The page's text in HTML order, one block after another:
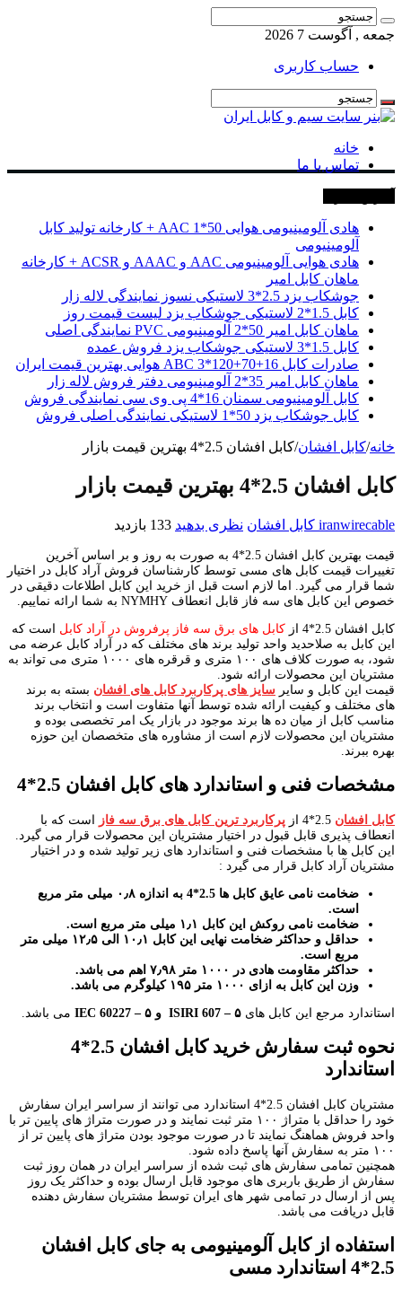
جمعه , آگوست 7 2026
حساب کاربری
خانه
تماس با ما
هادی آلومینیومی هوایی 50*1 AAC + کارخانه تولید کابل
آلومینیومی
هادی هوایی آلومینیومی AAC و AAAC و ACSR + کارخانه
ماهان کابل امیر
جوشکاب یزد 2.5*3 لاستیکی نسوز نمایندگی لاله زار
کابل 1.5*2 لاستیکی جوشکاب یزد لیست قیمت روز
ماهان کابل امیر 50*2 آلومینیومی PVC نمایندگی اصلی
کابل 1.5*3 لاستیکی جوشکاب یزد فروش عمده
صادرات کابل 16+70+120*3 ABC هوایی بهترین قیمت ایران
ماهان کابل امیر 35*2 آلومینیومی دفتر فروش لاله زار
کابل آلومینیومی سمنان 16*4 پی وی سی نمایندگی فروش
کابل جوشکاب یزد 50*1 لاستیکی نمایندگی اصلی فروش
خانه/کابل افشان/کابل افشان 2.5*4 بهترین قیمت بازار
کابل افشان 2.5*4 بهترین قیمت بازار
iranwirecable کابل افشان نظری بدهید 133 بازدید
قیمت بهترین کابل افشان 2.5*4 به صورت به روز و بر اساس آخرین
تغییرات قیمت کابل های مسی توسط کارشناسان فروش آراد کابل در اختیار
شما قرار می گیرد. اما لازم است قبل از خرید این کابل اطلاعات دقیقی در
خصوص این کابل های سه فاز قابل انعطاف NYMHY به شما ارائه نماییم.
کابل افشان 2.5*4 از کابل های برق سه فاز پرفروش در آراد کابل است که
این کابل به صلاحدید واحد تولید برند های مختلف که در آراد کابل عرضه می
شود، به صورت کلاف های ۱۰۰ متری و قرقره های ۱۰۰۰ متری می تواند به
مشتریان این محصولات ارائه شود.
قیمت این کابل و سایر سایز های پرکاربرد کابل های افشان بسته به برند
های مختلف و کیفیت ارائه شده توسط آنها متفاوت است و انتخاب برند
مناسب کابل از میان ده ها برند موجود در بازار یک امر تخصصی بوده و
مشتریان این محصولات لازم است از مشاوره های متخصصان این حوزه
بهره ببرند.
مشخصات فنی و استاندارد های کابل افشان 2.5*4
کابل افشان پرکاربرد ترین کابل های برق سه فاز است که با
انعطاف پذیری قابل قبول در اختیار مشتریان این محصولات قرار می گیرد.
این کابل ها با مشخصات فنی و استاندارد های زیر تولید شده و در اختیار
مشتریان آراد کابل قرار می گیرد :
ضخامت نامی عایق کابل ها 2.5*4 به اندازه ۰٫۸ میلی متر مربع
است.
ضخامت نامی روکش این کابل ۱٫۱ میلی متر مربع است.
حداقل و حداکثر ضخامت نهایی این کابل ۱۰٫۱ الی ۱۲٫۵ میلی متر
مربع است.
حداکثر مقاومت هادی در ۱۰۰۰ متر ۷٫۹۸ اهم می باشد.
وزن این کابل به ازای ۱۰۰۰ متر ۱۹۵ کیلوگرم می باشد.
استاندارد مرجع این کابل های ISIRI 607 – ۵ و IEC 60227 – ۵ می باشد.
نحوه ثبت سفارش خرید کابل افشان 2.5*4
استاندارد
مشتریان کابل افشان 2.5*4 استاندارد می توانند از سراسر ایران سفارش
خود را حداقل با متراژ ۱۰۰ متر ثبت نمایند و در صورت متراژ های پایین تر با
واحد فروش هماهنگ نمایند تا در صورت موجود بودن متراژ های پایین تر از
۱۰۰ متر به سفارش آنها پاسخ داده شود.
همچنین تمامی سفارش های ثبت شده از سراسر ایران در همان روز ثبت
سفارش از طریق باربری های موجود قابل ارسال بوده و حداکثر یک روز
پس از ارسال در تمامی شهر های ایران توسط مشتریان سفارش دهنده
قابل دریافت می باشد.
استفاده از کابل آلومینیومی به جای کابل افشان
2.5*4 استاندارد مسی